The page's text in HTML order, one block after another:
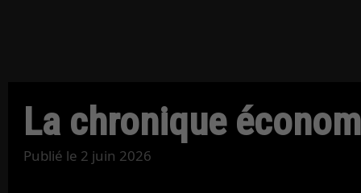
La chronique
Publié le 2 juin 2026